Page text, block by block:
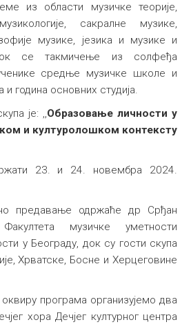
из области музичке теорије,
сакралне музике,
музике, језика и музике и
се такмичење из солфеђа
средње музичке школе и
година основних студија.
је: ,,Образовање личности у
и културолошком контексту
23. и 24. новембра 2024.
предавање одржаће др Срђан
музичке уметности
у Београду, док су гости скупа
Хрватске, Босне и Херцеговине
програма организујемо два
хора Дечјег културног центра